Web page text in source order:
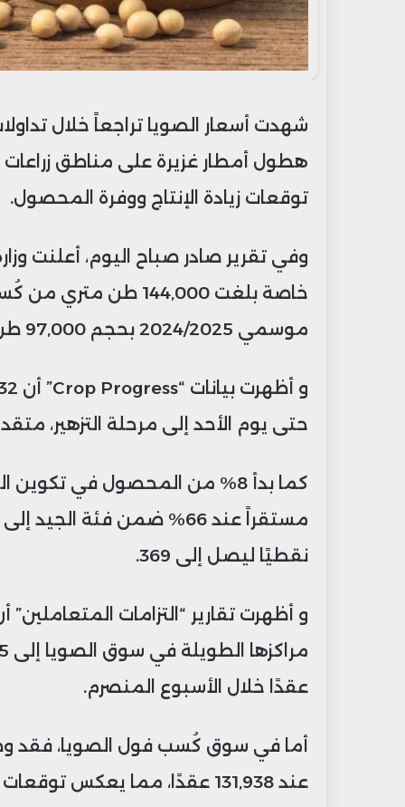
شهدت أسعار الصويا تراجعاً خلال
هطول أمطار غزيرة على مناطق زراعات
توقعات زيادة الإنتاج ووفرة المحصول.
خاصة بلغت 144,000
موسمي 2024/2025 بحجم 97,000 طن، و2025/2026 بواقع 47,000 طن.
حتى يوم الأحد إلى مرحلة التزهير،
كما بدأ 8% من المحصول في
نقطيًا ليصل إلى 369.
و أظهرت تقارير “التزامات
عقدًا خلال الأسبوع المنصرم.
أما في سوق كُسب فول الصويا، فقد
عند 131,938 عقدًا، مما يعكس توقعات سلبية واسعة تجاه السوق.